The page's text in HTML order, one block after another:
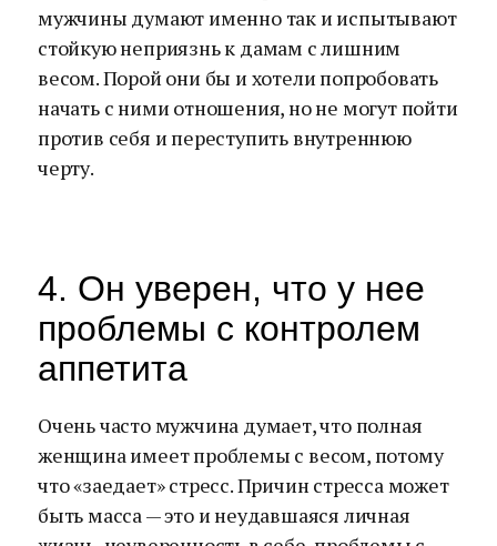
мужчины думают именно так и испытывают
стойкую неприязнь к дамам с лишним
весом. Порой они бы и хотели попробовать
начать с ними отношения, но не могут пойти
против себя и переступить внутреннюю
черту.
4. Он уверен, что у нее
проблемы с контролем
аппетита
Очень часто мужчина думает, что полная
женщина имеет проблемы с весом, потому
что «заедает» стресс. Причин стресса может
быть масса — это и неудавшаяся личная